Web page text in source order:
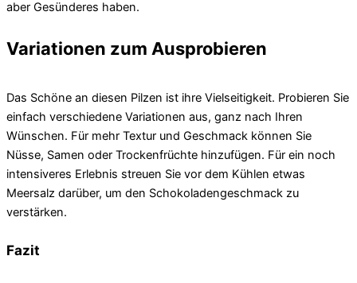
aber Gesünderes haben.
Variationen zum Ausprobieren
Das Schöne an diesen Pilzen ist ihre Vielseitigkeit. Probieren Sie
einfach verschiedene Variationen aus, ganz nach Ihren
Wünschen. Für mehr Textur und Geschmack können Sie
Nüsse, Samen oder Trockenfrüchte hinzufügen. Für ein noch
intensiveres Erlebnis streuen Sie vor dem Kühlen etwas
Meersalz darüber, um den Schokoladengeschmack zu
verstärken.
Fazit